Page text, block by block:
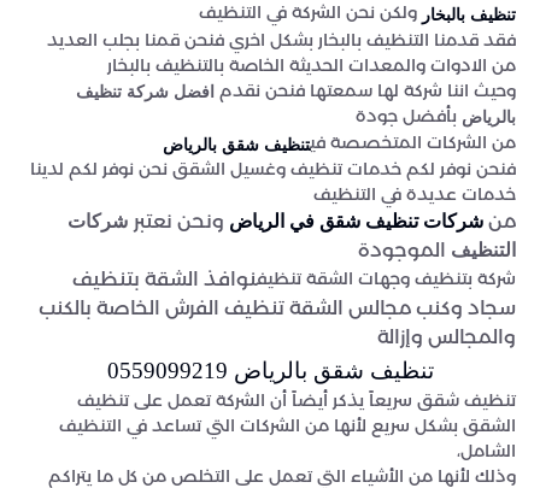
تنظيف بالبخار ولكن نحن الشركة في التنظيف
فقد قدمنا التنظيف بالبخار بشكل اخري فنحن قمنا بجلب العديد
من الادوات والمعدات الحديثة الخاصة بالتنظيف بالبخار
وحيث اننا شركة لها سمعتها فنحن نقدم افضل شركة تنظيف
بالرياض بأفضل جودة
من الشركات المتخصصة فيتنظيف شقق بالرياض
فنحن نوفر لكم خدمات تنظيف وغسيل الشقق نحن نوفر لكم لدينا
خدمات عديدة في التنظيف
من شركات تنظيف شقق في الرياض ونحن نعتبر شركات
التنظيف
الموجودة
شركة بتنظيف وجهات الشقة تنظيفنوافذ الشقة بتنظيف
سجاد وكنب مجالس الشقة تنظيف الفرش الخاصة بالكنب
والمجالس وإزالة
تنظيف شقق بالرياض 0559099219
تنظيف شقق سريعاً يذكر أيضاً أن الشركة تعمل على تنظيف
الشقق بشكل سريع لأنها من الشركات التي تساعد في التنظيف
الشامل،
وذلك لأنها من الأشياء التي تعمل على التخلص من كل ما يتراكم